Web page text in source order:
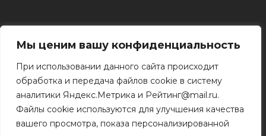
Мы ценим вашу конфиденциальность
При использовании данного сайта происходит
обработка и передача файлов cookie в систему
аналитики Яндекс.Метрика и Рейтинг@mail.ru.
Файлы cookie используются для улучшения качества
вашего просмотра, показа персонализированной